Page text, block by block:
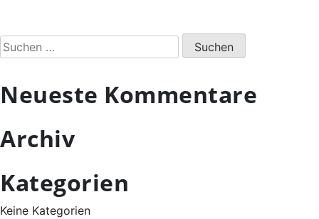
Suchen
nach:
Neueste Kommentare
Archiv
Kategorien
Keine Kategorien